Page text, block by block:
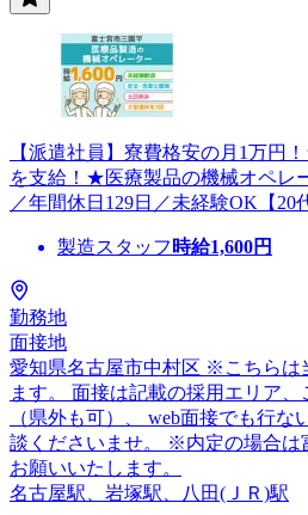
【派遣社員】寮費格安の月1万円
を支給！★医療製品の機械オペレ
／年間休日129日／未経験OK【20
製造スタッフ 時給1,600円
勤務地
面接地
愛知県名古屋市中村区 ※こちらは
ます。 面接は記載の採用エリア
（県外も可）、 web面接でも行
談くださいませ。 ※内定の場合は
お願いいたします。
名古屋駅、岩塚駅、八田(ＪＲ)駅